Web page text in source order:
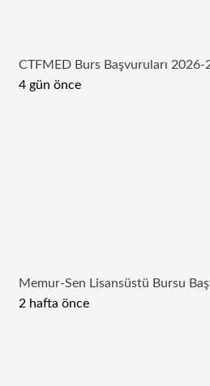
CTFMED Burs Başvuruları 2026-
4 gün önce
Memur-Sen Lisansüstü Bursu
2 hafta önce